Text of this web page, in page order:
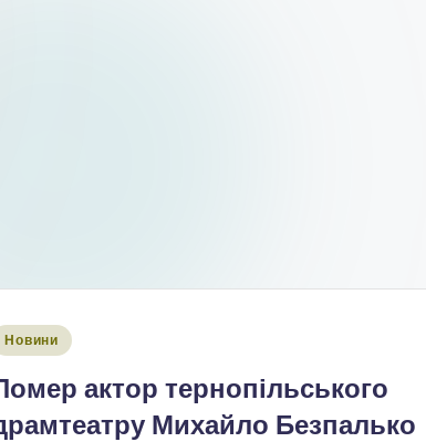
Новини
актор тернопільського
Михайло Безпалько